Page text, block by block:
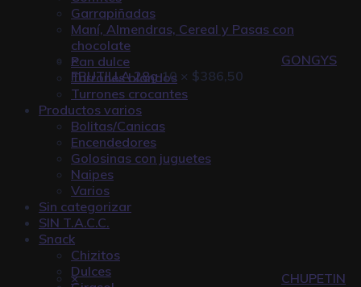
×
GONGYS
FRUTILLA 28g10 × $386,50
×
CHUPETIN
Garrapiñadas
Maní, Almendras, Cereal y Pasas con
chocolate
Pan dulce
Turrones blandos
Turrones crocantes
Productos varios
Bolitas/Canicas
Encendedores
Golosinas con juguetes
Naipes
Varios
Sin categorizar
SIN T.A.C.C.
Snack
Chizitos
Dulces